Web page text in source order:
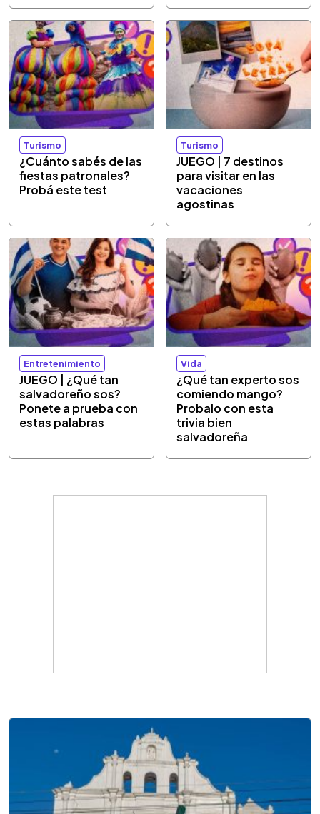
Turismo
¿Cuánto sabés de las
fiestas patronales?
Probá este test
Turismo
JUEGO | 7 destinos
para visitar en las
vacaciones
agostinas
Entretenimiento
JUEGO | ¿Qué tan
salvadoreño sos?
Ponete a prueba con
estas palabras
Vida
¿Qué tan experto sos
comiendo mango?
Probalo con esta
trivia bien
salvadoreña